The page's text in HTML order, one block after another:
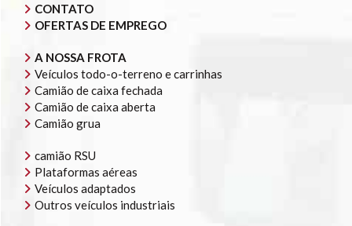
CONTATO
OFERTAS DE EMPREGO
A NOSSA FROTA
Veículos todo-o-terreno e carrinhas
Camião de caixa fechada
Camião de caixa aberta
Camião grua
camião RSU
Plataformas aéreas
Veículos adaptados
Outros veículos industriais